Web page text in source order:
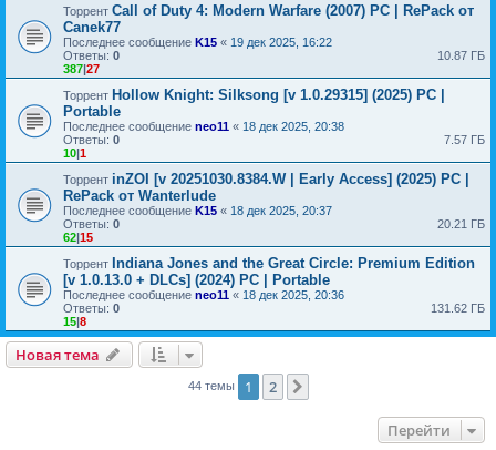
Торрент Call of Duty 4: Modern Warfare (2007) PC | RePack от
Canek77
Последнее сообщение K15 « 19 дек 2025, 16:22
Ответы: 0
387|27
10.87 ГБ
Торрент Hollow Knight: Silksong [v 1.0.29315] (2025) PC |
Portable
Последнее сообщение neo11 « 18 дек 2025, 20:38
Ответы: 0
10|1
7.57 ГБ
Торрент inZOI [v 20251030.8384.W | Early Access] (2025) PC |
RePack от Wanterlude
Последнее сообщение K15 « 18 дек 2025, 20:37
Ответы: 0
62|15
20.21 ГБ
Торрент Indiana Jones and the Great Circle: Premium Edition
[v 1.0.13.0 + DLCs] (2024) PC | Portable
Последнее сообщение neo11 « 18 дек 2025, 20:36
Ответы: 0
15|8
131.62 ГБ
Новая тема
44 темы 1 2
Перейти